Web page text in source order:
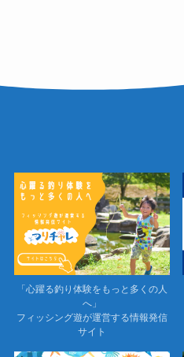
「心躍る釣り体験をもっと多くの人
へ」
フィッシング遊が運営する情報発信
サイト